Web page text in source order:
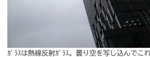
ｶﾞﾗｽは熱線反射ｶﾞﾗｽ。曇り空を写し込んでこ